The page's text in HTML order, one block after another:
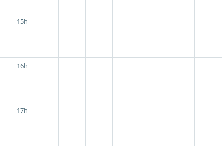
15h
16h
17h